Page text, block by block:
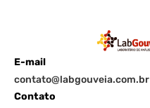
E-mail
contato@labgouveia.com.br
Contato